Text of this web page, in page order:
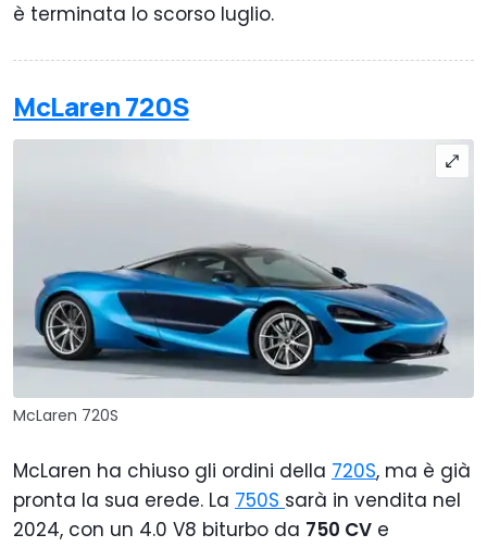
è terminata lo scorso luglio.
McLaren 720S
McLaren 720S
McLaren ha chiuso gli ordini della 720S, ma è già
pronta la sua erede. La 750S sarà in vendita nel
2024, con un 4.0 V8 biturbo da 750 CV e